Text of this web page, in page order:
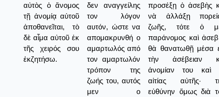
αὐτὸς ὁ ἄνομος
τῇ ἀνομίᾳ αὐτοῦ
ἀποθανεῖται, τὸ
δὲ αἷμα αὐτοῦ ἐκ
τῆς χειρός σου
ἐκζητήσω.
δεν αναγγείλης
τον λόγον
αυτόν, ώστε να
απομακρυνθή ο
αμαρτωλός από
τον αμαρτωλόν
τρόπον της
ζωής του, αυτός
μεν ο
προσέξῃ ὁ ἀσεβὴς
νὰ ἀλλάξῃ
ζωῆς, τότε ὁ
παράνομος καὶ
θὰ θανατωθῇ μέσα
τὴν ἀσέβειαν
ἀνομίαν του καὶ
αἰτίας αὐτῆς·
εὐθύνην ὅμως διὰ